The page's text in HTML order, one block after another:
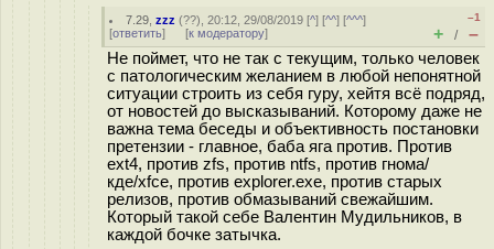
7.29 ,zzz (??), 20:12, 29/08/2019 [^] [^^] [^^^]
[ответить] [к модератору]
–1
+ / –
Не поймет, что не так с текущим, только человек
с патологическим желанием в любой непонятной
ситуации строить из себя гуру, хейтя всё подряд,
от новостей до высказываний. Которому даже не
важна тема беседы и объективность постановки
претензии - главное, баба яга против. Против
ext4, против zfs, против ntfs, против гнома/
кде/xfce, против explorer.exe, против старых
релизов, против обмазываний свежайшим.
Который такой себе Валентин Мудильников, в
каждой бочке затычка.